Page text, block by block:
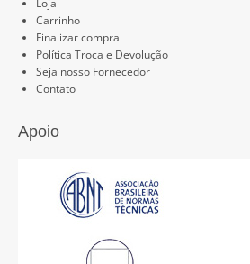
Loja
Carrinho
Finalizar compra
Política Troca e Devolução
Seja nosso Fornecedor
Contato
Apoio